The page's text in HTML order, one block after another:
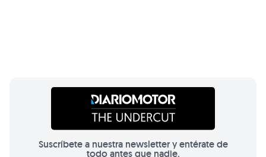
Suscríbete a nuestra newsletter y entérate de
todo antes que nadie.